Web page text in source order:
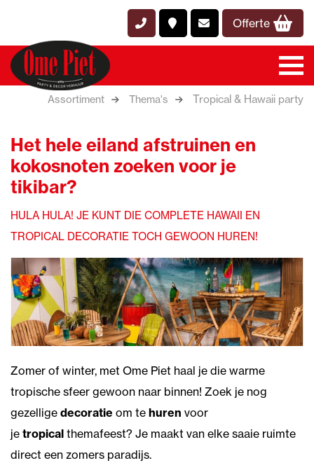
Offerte
Assortiment Thema's Tropical & Hawaii party
Het hele eiland afstruinen en
kokosnoten zoeken voor je
tikibar?
HULA HULA! JE KUNT DIE COMPLETE HAWAII EN
TROPICAL DECORATIE TOCH GEWOON HUREN!
Zomer of winter, met Ome Piet haal je die warme
tropische sfeer gewoon naar binnen! Zoek je nog
gezellige decoratie om te huren voor
je tropical themafeest? Je maakt van elke saaie ruimte
direct een zomers paradijs.